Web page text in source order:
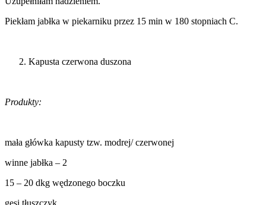
Piekłam jabłka w piekarniku przez 15 min w 180 stopniach C.
Kapusta czerwona duszona
Produkty:
mała główka kapusty tzw. modrej/ czerwonej
winne jabłka – 2
15 – 20 dkg wędzonego boczku